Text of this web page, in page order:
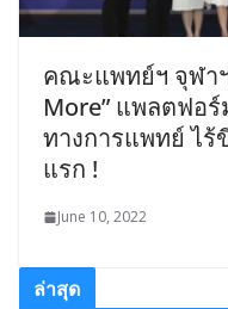
คณะแพทย์ฯ จุฬาฯ
More” แพลตฟอ
ทางการแพทย์ ไ
แรก !
June 10, 2022
ล่าสุด